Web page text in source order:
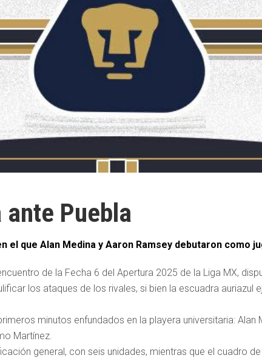
Puebla
el que Alan Medina y Aaron Ramsey debutaron como
de la Fecha 6 del Apertura 2025 de la Liga MX,
los ataques de los rivales, si bien la escuadra auriazul
minutos enfundados en la playera universitaria:
Martínez.
general, con seis unidades, mientras que el cuadro